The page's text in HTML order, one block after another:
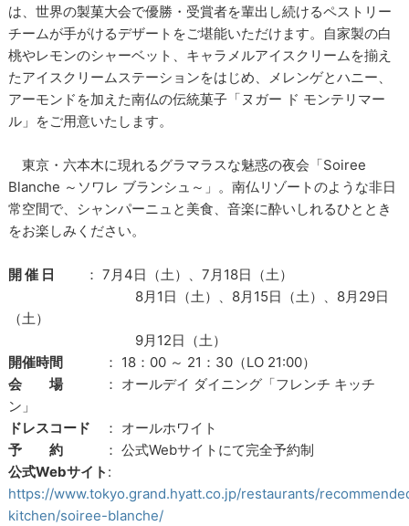
は、世界の製菓大会で優勝・受賞者を輩出し続けるペストリー
チームが手がけるデザートをご堪能いただけます。自家製の白
桃やレモンのシャーベット、キャラメルアイスクリームを揃え
たアイスクリームステーションをはじめ、メレンゲとハニー、
アーモンドを加えた南仏の伝統菓子「ヌガー ド モンテリマー
ル」をご用意いたします。
東京・六本木に現れるグラマラスな魅惑の夜会「Soiree
Blanche ～ソワレ ブランシュ～」。南仏リゾートのような非日
常空間で、シャンパーニュと美食、音楽に酔いしれるひととき
をお楽しみください。
開 催 日
： 7月4日（土）、7月18日（土）
8月1日（土）、8月15日（土）、8月29日
（土）
9月12日（土）
開催時間
： 18：00 ～ 21：30（LO 21:00）
会 場
： オールデイ ダイニング「フレンチ キッチ
ン」
ドレスコード
： オールホワイト
予 約
： 公式Webサイトにて完全予約制
公式Webサイト :
https://www.tokyo.grand.hyatt.co.jp/restaurants/
kitchen/soiree-blanche/